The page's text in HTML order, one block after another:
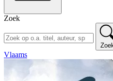
Zoek
Vlaams